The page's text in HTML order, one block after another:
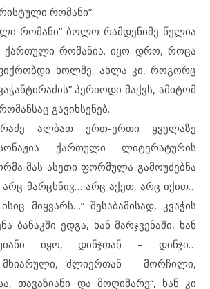
რომანი”.
რომანი” ბოლო რამდენიმე წელია
ქართული რომანია. იყო დრო, როცა
ხოლმე, ახლა კი, როგორც
პერიოდი მაქვს, ამიტომ
გავიხსენებ.
ალბათ ერთ-ერთი ყველაზე
ქართული ლიტერატურის
მას ასეთი ფორმულა გამოუძებნა
არც მარცხნივ… არც აქეთ, არც იქით…
მიყვარს…” შესაბამისად, კვაჭის
ბანაკში ედგა, ხან მარჯვენაში, ხან
იყო, დინჯთან – დინჯი…
ძლიერთან – მორჩილი,
თავაზიანი და მოღიმარე“, ხან კი